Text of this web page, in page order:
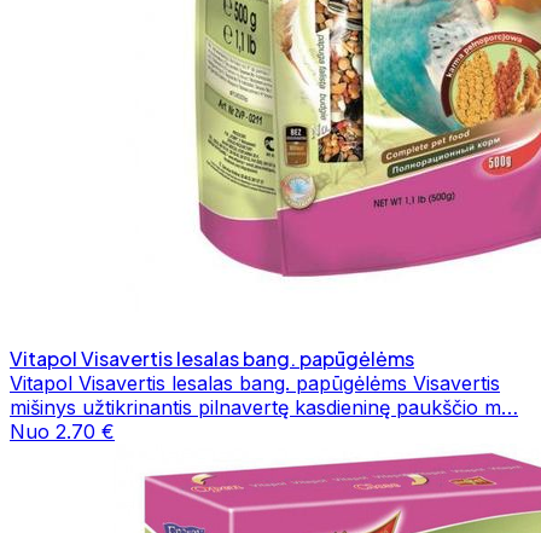
Vitapol Visavertis lesalas bang. papūgėlėms
Vitapol Visavertis lesalas bang. papūgėlėms Visavertis
mišinys užtikrinantis pilnavertę kasdieninę paukščio m…
Nuo 2.70 €